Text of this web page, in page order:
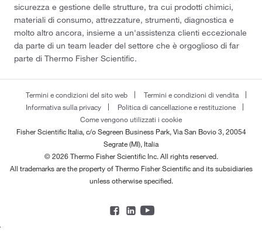
sicurezza e gestione delle strutture, tra cui prodotti chimici,
materiali di consumo, attrezzature, strumenti, diagnostica e
molto altro ancora, insieme a un'assistenza clienti eccezionale
da parte di un team leader del settore che è orgoglioso di far
parte di Thermo Fisher Scientific.
Termini e condizioni del sito web
Termini e condizioni di vendita
Informativa sulla privacy
Politica di cancellazione e restituzione
Come vengono utilizzati i cookie
Fisher Scientific Italia, c/o Segreen Business Park, Via San Bovio 3, 20054
Segrate (MI), Italia
© 2026 Thermo Fisher Scientific Inc. All rights reserved.
All trademarks are the property of Thermo Fisher Scientific and its subsidiaries
unless otherwise specified.